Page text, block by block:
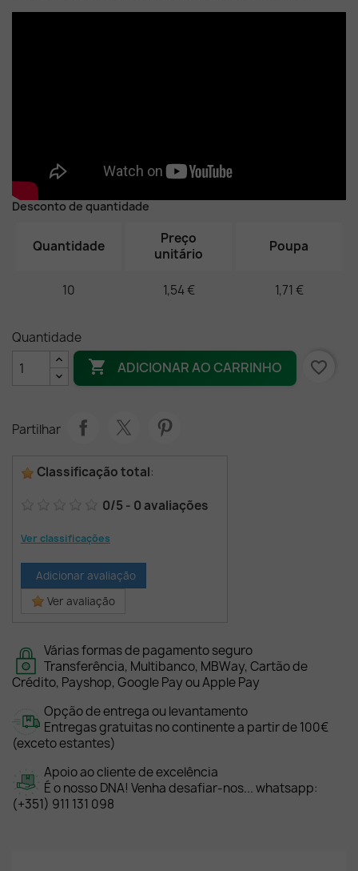
Desconto de quantidade
Quantidade
Preço
unitário
Poupa
10 1,54 € 1,71 €
Quantidade
 ADICIONAR AO CARRINHO favorite_border
Partilhar
Classificação total:
0/5 - 0 avaliações
Ver classificações
Adicionar avaliação
Ver avaliação
Várias formas de pagamento seguro
Transferência, Multibanco, MBWay, Cartão de
Crédito, Payshop, Google Pay ou Apple Pay
Opção de entrega ou levantamento
Entregas gratuitas no continente a partir de 100€
(exceto estantes)
Apoio ao cliente de excelência
É o nosso DNA! Venha desafiar-nos... whatsapp:
(+351) 911 131 098